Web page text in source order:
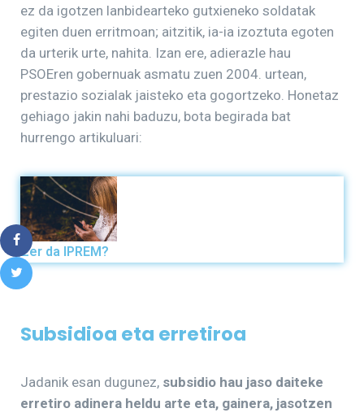
ez da igotzen lanbidearteko gutxieneko soldatak
egiten duen erritmoan; aitzitik, ia-ia izoztuta egoten
da urterik urte, nahita. Izan ere, adierazle hau
PSOEren gobernuak asmatu zuen 2004. urtean,
prestazio sozialak jaisteko eta gogortzeko. Honetaz
gehiago jakin nahi baduzu, bota begirada bat
hurrengo artikuluari:
Zer da IPREM?
Subsidioa eta erretiroa
Jadanik esan dugunez, subsidio hau jaso daiteke
erretiro adinera heldu arte eta, gainera, jasotzen